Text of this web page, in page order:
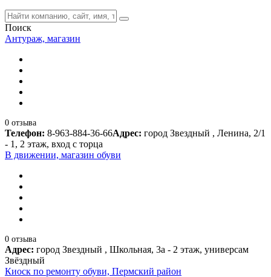
Поиск
Антураж, магазин
0 отзыва
Телефон: 8-963-884-36-66Адрес: город Звездный , Ленина, 2/1
- 1, 2 этаж, вход с торца
В движении, магазин обуви
0 отзыва
Адрес: город Звездный , Школьная, 3а - 2 этаж, универсам
Звёздный
Киоск по ремонту обуви, Пермский район